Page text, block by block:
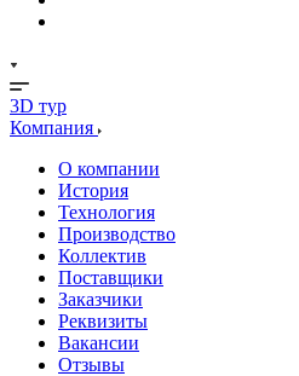
3D тур
Компания
О компании
История
Технология
Производство
Коллектив
Поставщики
Заказчики
Реквизиты
Вакансии
Отзывы